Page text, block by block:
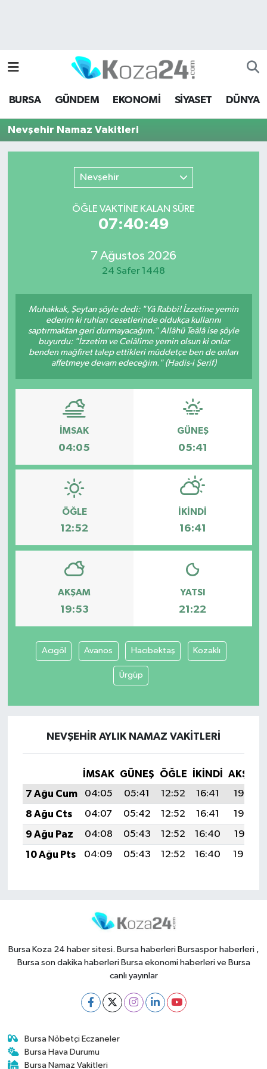
BURSA GÜNDEM EKONOMİ SİYASET DÜNYA
Nevşehir Namaz Vakitleri
Nevşehir
ÖĞLE VAKTİNE KALAN SÜRE
07:40:49
7 Ağustos 2026
24 Safer 1448
Muhakkak, Şeytan şöyle dedi: "Yâ Rabbi! İzzetine yemin
ederim ki ruhları cesetlerinde oldukça kullarını
saptırmaktan geri durmayacağım." Allâhü Teâlâ ise şöyle
buyurdu: "İzzetim ve Celâlime yemin olsun ki onlar
benden mağfiret talep ettikleri müddetçe ben de onları
affetmeye devam edeceğim." (Hadis-i Şerif)
İMSAK
04:05
GÜNEŞ
05:41
ÖĞLE
12:52
İKINDI
16:41
AKŞAM
19:53
YATSI
21:22
Acıgöl Avanos Hacıbektaş Kozaklı
Ürgüp
NEVŞEHIR AYLIK NAMAZ VAKITLERI
İMSAK GÜNEŞ ÖĞLE İKINDI
AKŞAM
7 Ağu Cum
04:05 05:41 12:52 16:41
19:53
8 Ağu Cts
04:07 05:42 12:52 16:41
19:52
9 Ağu Paz
04:08 05:43 12:52 16:40
19:51
10 Ağu Pts
04:09 05:43 12:52 16:40 19:50
Bursa Koza 24 haber sitesi. Bursa haberleri Bursaspor haberleri ,
Bursa son dakika haberleri Bursa ekonomi haberleri ve Bursa
canlı yayınlar
Bursa Nöbetçi Eczaneler
Bursa Hava Durumu
Bursa Namaz Vakitleri
Bursa Hava Durumu
Bursa Namaz Vakitleri
Bursa Trafik Yoğunluk Haritası
Süper Lig Puan Durumu ve Fikstür
Son Dakika Haberleri